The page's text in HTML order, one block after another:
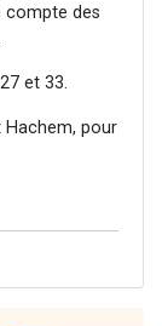
compte des
et 33.
Hachem, pour